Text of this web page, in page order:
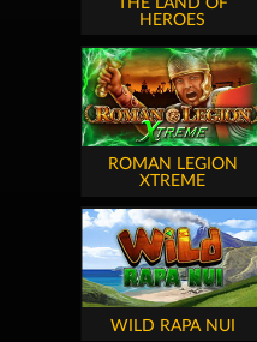
HEROES
ROMAN LEGION
XTREME
WILD RAPA NUI